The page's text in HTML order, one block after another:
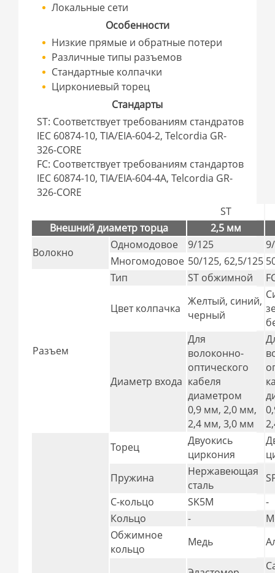
Локальные сети
Особенности
Низкие прямые и обратные потери
Различные типы разъемов
Стандартные колпачки
Циркониевый торец
Стандарты
ST: Соответствует требованиям стандратов
IEC 60874-10, TIA/EIA-604-2, Telcordia GR-
326-CORE
FC: Соответствует требованиям стандартов
IEC 60874-10, TIA/EIA-604-4A, Telcordia GR-
326-CORE
ST
Внешний диаметр торца
2,5 мм
Волокно
Одномодовое 9/125
Многомодовое 50/125, 62,5/125
Разъем
Тип ST обжимной
Цвет колпачка
Желтый, синий,
черный
Диаметр входа
Для
волоконно-
оптического
кабеля
диаметром
0,9 мм, 2,0 мм,
2,4 мм, 3,0 мм
Торец
Двуокись
циркония
Пружина
Нержавеющая
сталь
С-кольцо
SK5M
-
Кольцо
-
Обжимное
кольцо
Медь